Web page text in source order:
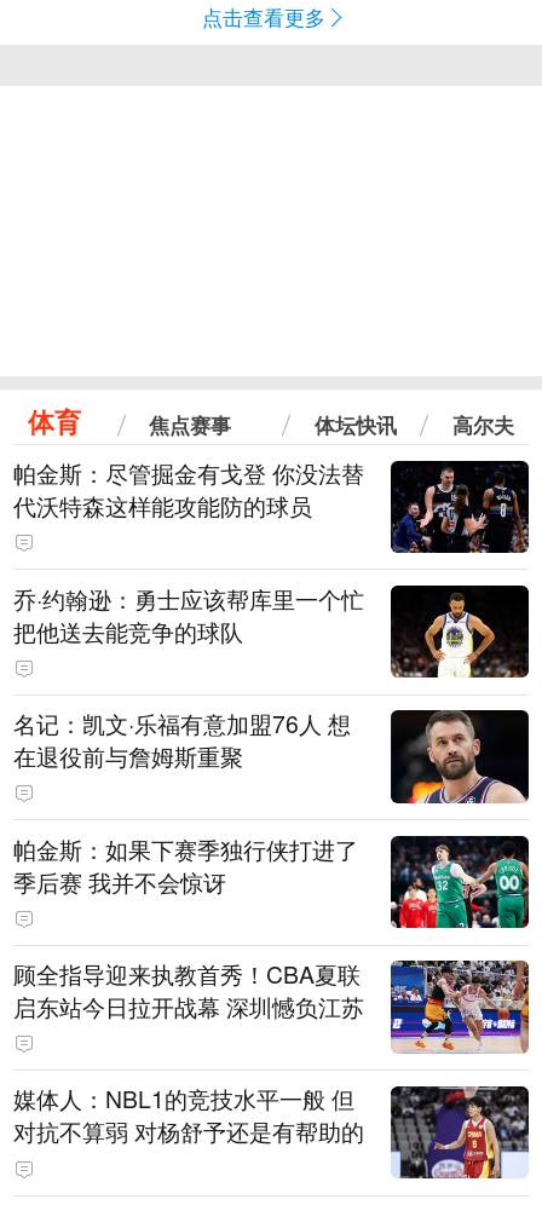
点击查看更多
体育 焦点赛事 体坛快讯 高尔夫
帕金斯：尽管掘金有戈登 你没法替
代沃特森这样能攻能防的球员
乔·约翰逊：勇士应该帮库里一个忙
把他送去能竞争的球队
名记：凯文·乐福有意加盟76人 想
在退役前与詹姆斯重聚
帕金斯：如果下赛季独行侠打进了
季后赛 我并不会惊讶
顾全指导迎来执教首秀！CBA夏联
启东站今日拉开战幕 深圳憾负江苏
媒体人：NBL1的竞技水平一般 但
对抗不算弱 对杨舒予还是有帮助的